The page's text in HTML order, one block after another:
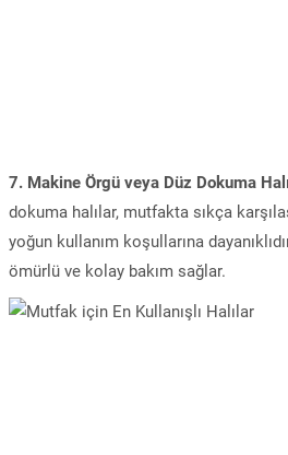
7. Makine Örgü veya Düz Dokuma
dokuma halılar, mutfakta sıkça
yoğun kullanım koşullarına
ömürlü ve kolay bakım sağlar.